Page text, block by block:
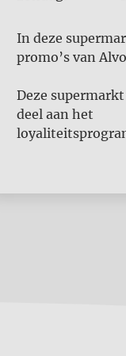
In deze
promo’s van
Deze
deel aan het